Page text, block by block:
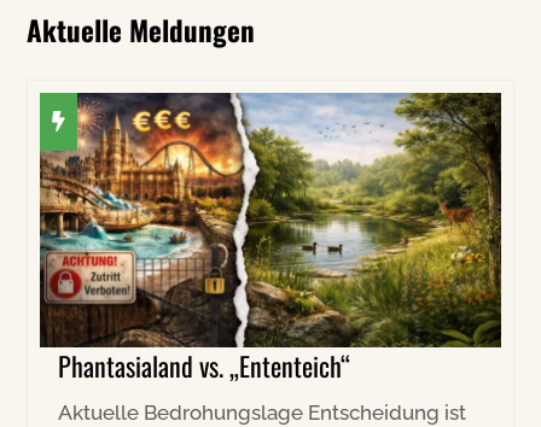
Aktuelle Meldungen
Phantasialand vs. „Ententeich“
Aktuelle Bedrohungslage Entscheidung ist